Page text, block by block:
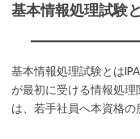
基本情報処理試験
基本情報処理試験とは
が最初に受ける情報処
は、若手社員へ本資格の